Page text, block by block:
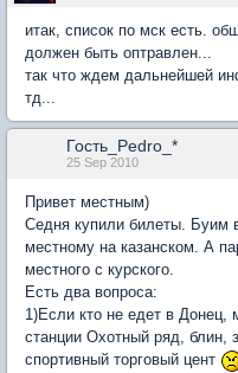
итак, список по мск есть.
должен быть оптравлен...
так что ждем дальнейшей
тд...
Гость_Pedro_*
25 Sep 2010
Привет местным)
Седня купили билеты. Буим
местному на казанском. А
местного с курского.
Есть два вопроса:
1)Если кто не едет в Донец,
станции Охотный ряд, блин,
спортивный торговый цент